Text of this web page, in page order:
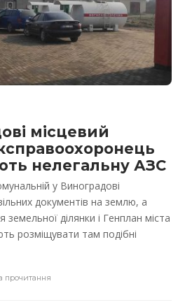
місцевий
нелегальну АЗС
у Виноградові
документів на землю, а
земельної ділянки і Генплан міста
розміщувати там подібні
прочитання